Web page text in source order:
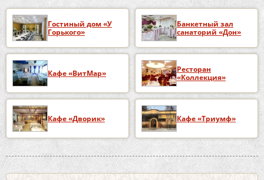
Гостиный дом «У
Горького»
Банкетный зал
санаторий «Дон»
Кафе «ВитМар»
Ресторан
«Коллекция»
Кафе «Дворик» Кафе «Триумф»